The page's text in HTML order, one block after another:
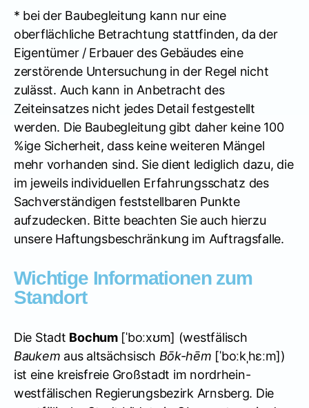
* bei der Baubegleitung kann nur eine
oberflächliche Betrachtung stattfinden, da der
Eigentümer / Erbauer des Gebäudes eine
zerstörende Untersuchung in der Regel nicht
zulässt. Auch kann in Anbetracht des
Zeiteinsatzes nicht jedes Detail festgestellt
werden. Die Baubegleitung gibt daher keine 100
%ige Sicherheit, dass keine weiteren Mängel
mehr vorhanden sind. Sie dient lediglich dazu, die
im jeweils individuellen Erfahrungsschatz des
Sachverständigen feststellbaren Punkte
aufzudecken. Bitte beachten Sie auch hierzu
unsere Haftungsbeschränkung im Auftragsfalle.
Wichtige Informationen zum
Standort
Die Stadt Bochum[ˈboːxʊm] (westfälisch
Baukem aus altsächsisch Bōk-hēm [ˈboːkˌhɛːm])
ist eine kreisfreie Großstadt im nordrhein-
westfälischen Regierungsbezirk Arnsberg. Die